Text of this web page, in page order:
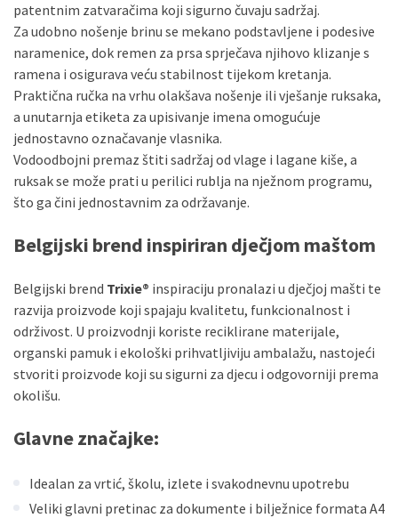
patentnim zatvaračima koji sigurno čuvaju sadržaj.
Za udobno nošenje brinu se mekano podstavljene i podesive
naramenice, dok remen za prsa sprječava njihovo klizanje s
ramena i osigurava veću stabilnost tijekom kretanja.
Praktična ručka na vrhu olakšava nošenje ili vješanje ruksaka,
a unutarnja etiketa za upisivanje imena omogućuje
jednostavno označavanje vlasnika.
Vodoodbojni premaz štiti sadržaj od vlage i lagane kiše, a
ruksak se može prati u perilici rublja na nježnom programu,
što ga čini jednostavnim za održavanje.
Belgijski brend inspiriran dječjom maštom
Belgijski brend Trixie® inspiraciju pronalazi u dječjoj mašti te
razvija proizvode koji spajaju kvalitetu, funkcionalnost i
održivost. U proizvodnji koriste reciklirane materijale,
organski pamuk i ekološki prihvatljiviju ambalažu, nastojeći
stvoriti proizvode koji su sigurni za djecu i odgovorniji prema
okolišu.
Glavne značajke:
Idealan za vrtić, školu, izlete i svakodnevnu upotrebu
Veliki glavni pretinac za dokumente i bilježnice formata A4